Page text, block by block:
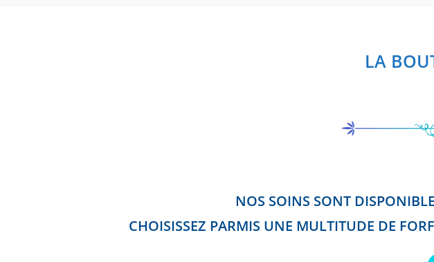
LA
NOS SOINS SONT
CHOISISSEZ PARMIS UNE MULTITUDE DE